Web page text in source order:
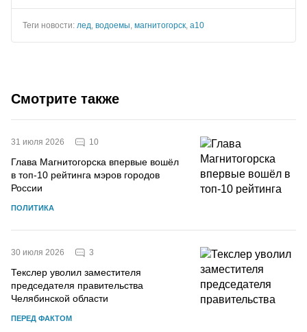
Теги новости: лед, водоемы, магнитогорск, а10
Смотрите также
31 июля 2026 10
Глава Магнитогорска впервые вошёл
в топ-10 рейтинга мэров городов
России
ПОЛИТИКА
30 июля 2026 3
Текслер уволил заместителя
председателя правительства
Челябинской области
ПЕРЕД ФАКТОМ